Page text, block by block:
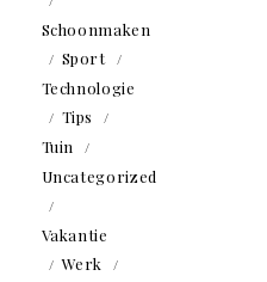
Schoonmaken
Sport
Technologie
Tips
Tuin
Uncategorized
Vakantie
Werk